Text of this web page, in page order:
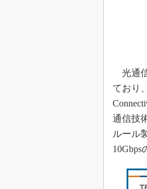
光通信
ており
通信技
ルール
10Gbps